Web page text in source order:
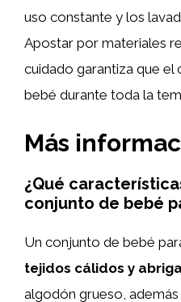
uso constante y los
Apostar por materiales
cuidado garantiza que el
bebé durante toda la
Más
¿Qué
conjunto de bebé
Un conjunto de bebé
tejidos cálidos y
algodón grueso, además